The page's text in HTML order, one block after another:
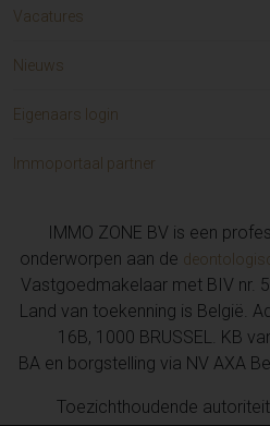
Vacatures
Nieuws
Eigenaars login
Immoportaal partner
IMMO ZONE BV is een
onderworpen aan de
Vastgoedmakelaar met BIV nr.
Land van toekenning is België.
16B, 1000 BRUSSEL. KB
BA en borgstelling via NV AXA
Toezichthoudende